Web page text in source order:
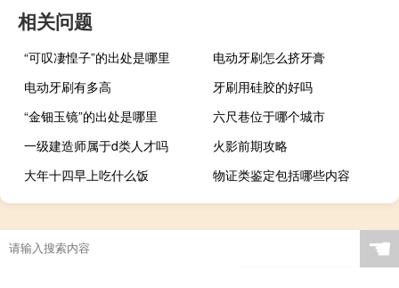
相关问题
“可叹凄惶子”的出处是哪里
电动牙刷怎么挤牙膏
电动牙刷有多高
牙刷用硅胶的好吗
“金钿玉镜”的出处是哪里
六尺巷位于哪个城市
一级建造师属于d类人才吗
火影前期攻略
大年十四早上吃什么饭
物证类鉴定包括哪些内容
☚